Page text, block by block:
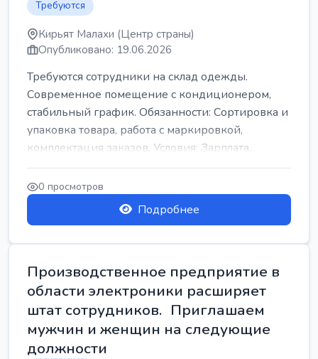
Требуются
Кирьят Малахи (Центр страны)
Опубликовано: 19.06.2026
Требуются сотрудники на склад одежды.
Современное помещение с кондиционером,
стабильный график. Обязанности: Сортировка и
упаковка товара, работа с маркировкой,
комплектация заказов. Условия: Зарплата...
0 просмотров
Подробнее
Производственное предприятие в
области электроники расширяет
штат сотрудников. Приглашаем
мужчин и женщин на следующие
должности